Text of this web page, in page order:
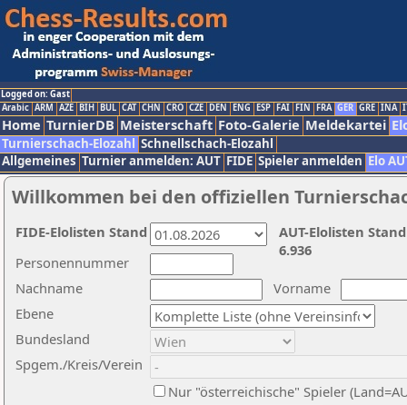
Logged on: Gast
Arabic ARM AZE BIH BUL CAT CHN CRO CZE DEN ENG ESP FAI FIN FRA GER GRE INA
Home TurnierDB Meisterschaft Foto-Galerie Meldekartei
Turnierschach-Elozahl Schnellschach-Elozahl
Allgemeines Turnier anmelden: AUT FIDE Spieler anmelden Elo
Willkommen bei den offiziellen
Nachname
Vorname
Ebene
Personennummer
Bundesland
Spgem./Kreis/Verein
Nur "österreichische" Spieler
AUT-Elolisten
6.936
FIDE-Elolisten Stand